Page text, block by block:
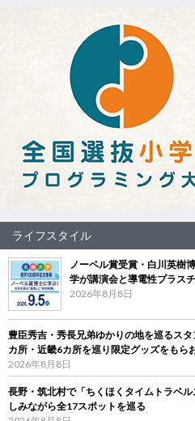
ライフスタイル
ノーベル賞受賞・白川英樹
学が講演会と導電性プラス
2026年8月8日
豊臣秀吉・秀長兄弟ゆかりの地を巡るス
カ所・近畿6カ所を巡り限定グッズをもら
2026年8月8日
長野・筑北村で「ちくほくタイムトラベ
しみながら全17スポットを巡る